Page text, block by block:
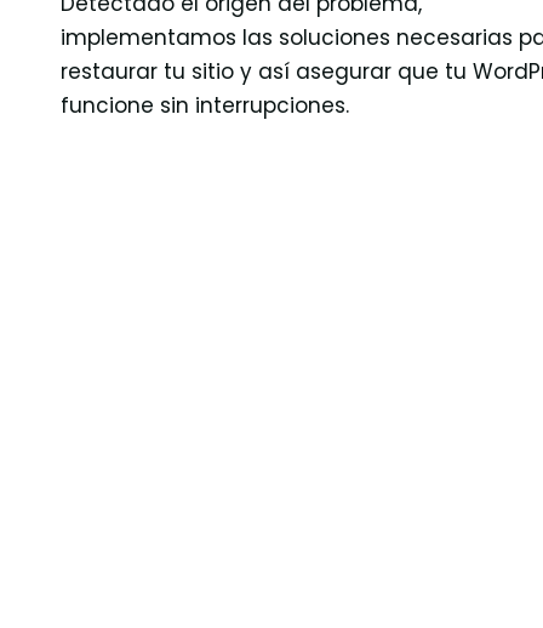
implementamos las soluciones necesarias
restaurar tu sitio y así asegurar que tu
funcione sin interrupciones.